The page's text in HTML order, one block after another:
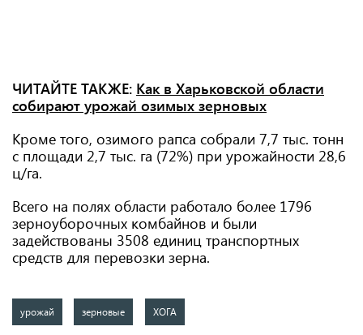
ЧИТАЙТЕ ТАКЖЕ: Как в Харьковской области
собирают урожай озимых зерновых
Кроме того, озимого рапса собрали 7,7 тыс. тонн
с площади 2,7 тыс. га (72%) при урожайности 28,6
ц/га.
Всего на полях области работало более 1796
зерноуборочных комбайнов и были
задействованы 3508 единиц транспортных
средств для перевозки зерна.
урожай зерновые ХОГА